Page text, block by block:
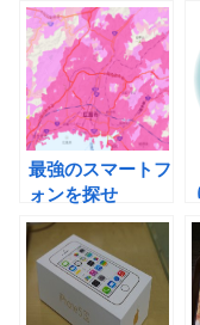
最強のスマートフ
ォンを探せ
2014 PART2.電
波から見るオスス
メスマートフォン